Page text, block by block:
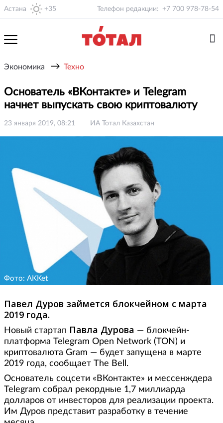
Астана +35 Телефон редакции: +7 700 978-78-54
Экономика → Техно
Основатель «ВКонтакте» и Telegram
начнет выпускать свою криптовалюту
23 января 2019, 08:21 ИА Тотал Казахстан
Фото: AKKet
Павел Дуров займется блокчейном с марта
2019 года.
Новый стартап Павла Дурова — блокчейн-
платформа Telegram Open Network (TON) и
криптовалюта Gram — будет запущена в марте
2019 года, сообщает The Bell.
Основатель соцсети «ВКонтакте» и мессенждера
Telegram собрал рекордные 1,7 миллиарда
долларов от инвесторов для реализации проекта.
Им Дуров представит разработку в течение